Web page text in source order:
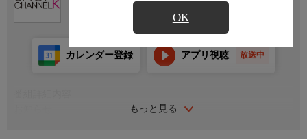
OK
もっと見る
カレンダー登録 アプリ視聴 放送中